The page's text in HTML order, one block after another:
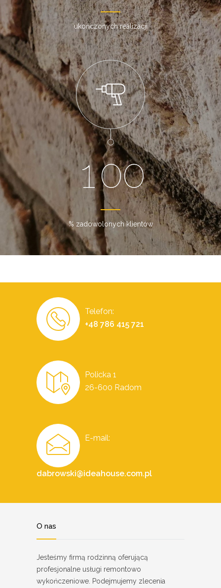
ukończonych realizacji
100
% zadowolonych klientów
Telefon:
+48 786 415 721
Policka 1
26-600 Radom
E-mail:
dabrowski@ideahouse.com.pl
O nas
Jesteśmy firmą rodzinną oferującą
profesjonalne usługi remontowo
wykończeniowe. Podejmujemy zlecenia